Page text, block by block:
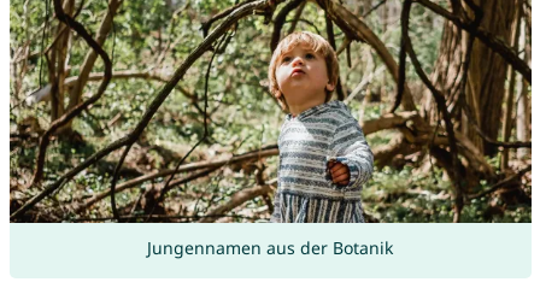
Jungennamen aus der Botanik